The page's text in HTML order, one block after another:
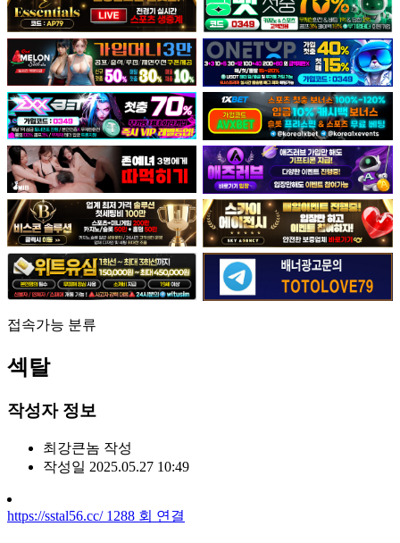
접속가능 분류
섹탈
작성자 정보
최강큰놈 작성
작성일 2025.05.27 10:49
https://sstal56.cc/ 1288 회 연결